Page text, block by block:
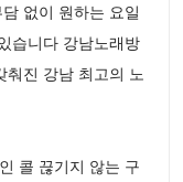
없이 원하는 요일
습니다 강남노래방
춰진 강남 최고의 노
콜 끊기지 않는 구